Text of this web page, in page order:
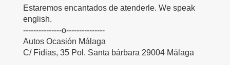
Estaremos encantados de atenderle. We speak
english.
---------------o---------------
Autos Ocasión Málaga
C/ Fidias, 35 Pol. Santa bárbara 29004 Málaga